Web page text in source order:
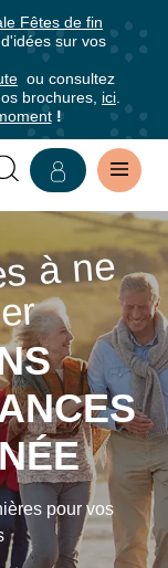
Fêtes de fin
sur vos
ou consultez
brochures, ici
!
à ne
pour vos